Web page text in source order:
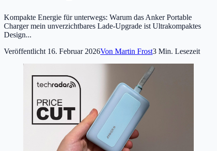
Kompakte Energie für unterwegs: Warum das Anker Portable
Charger mein unverzichtbares Lade-Upgrade ist Ultrakompaktes
Design...
Veröffentlicht 16. Februar 2026Von Martin Frost3 Min. Lesezeit